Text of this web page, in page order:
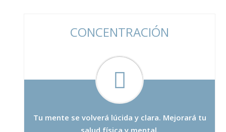
CONCENTRACIÓN
Tu mente se volverá lúcida y clara. Mejorará tu
salud física y mental.